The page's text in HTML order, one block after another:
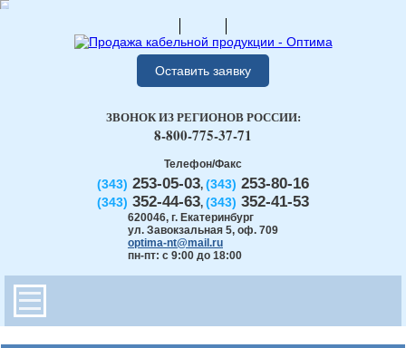
Оставить заявку
Телефон/Факс
(343) 253-05-03, (343) 253-80-16
(343) 352-44-63, (343) 352-41-53
620046, г. Екатеринбург
ул. Завокзальная 5, оф. 709
optima-nt@mail.ru
пн-пт: с 9:00 до 18:00
ЗВОНОК ИЗ РЕГИОНОВ РОССИИ:
8-800-775-37-71